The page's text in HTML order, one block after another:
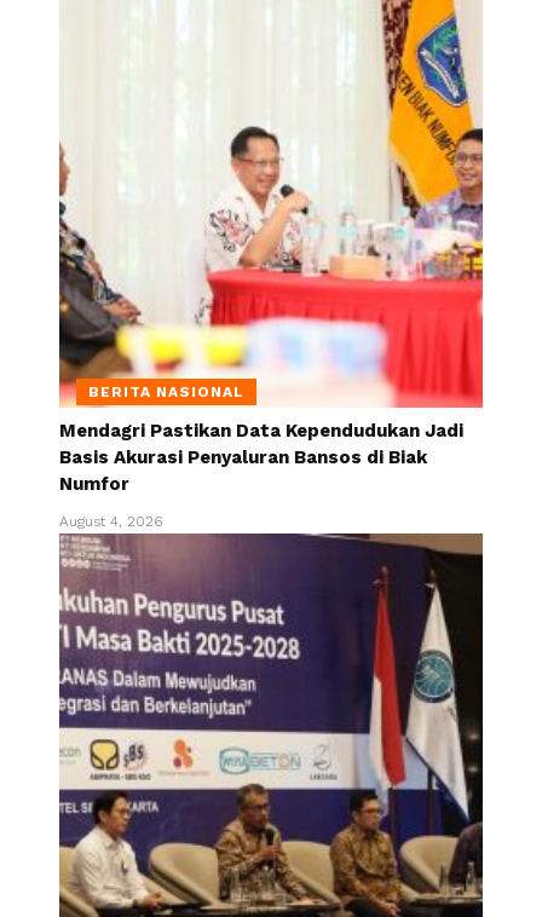
BERITA NASIONAL
Mendagri Pastikan Data Kependudukan Jadi
Basis Akurasi Penyaluran Bansos di Biak
Numfor
August 4, 2026